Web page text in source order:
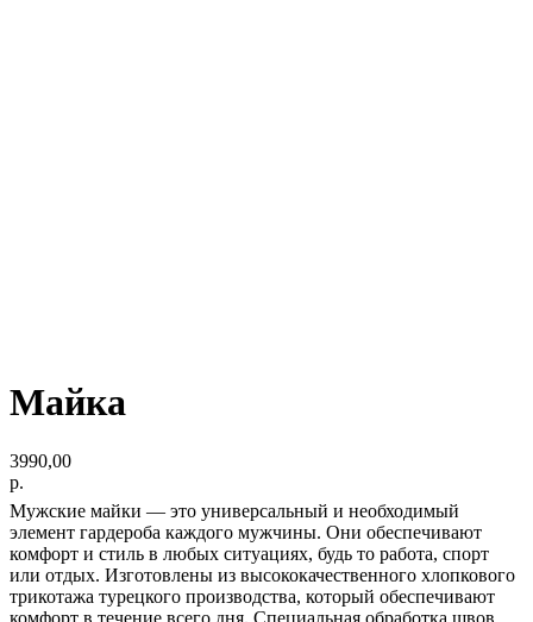
Майка
3990,00
р.
Мужские майки — это универсальный и необходимый
элемент гардероба каждого мужчины. Они обеспечивают
комфорт и стиль в любых ситуациях, будь то работа, спорт
или отдых. Изготовлены из высококачественного хлопкового
трикотажа турецкого производства, который обеспечивают
комфорт в течение всего дня. Специальная обработка швов